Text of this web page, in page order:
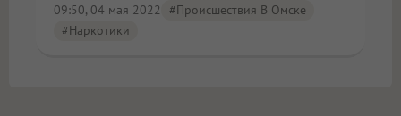
09:50, 04 мая 2022
#Происшествия В Омске
#наркотики